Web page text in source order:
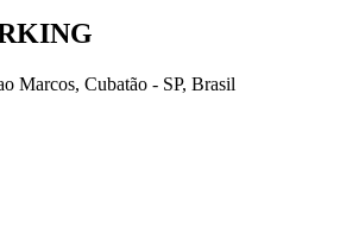
Marcos, Cubatão - SP, Brasil